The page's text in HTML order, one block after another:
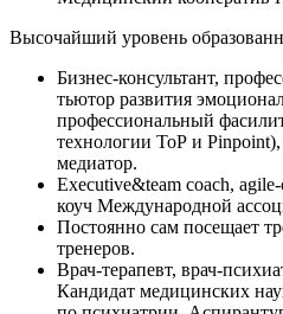
Высочайший уровень
Бизнес-консультант,
тьютор развития
профессиональный
технологии ТоР и
медиатор.
Executive&team coach,
коуч Международной
Постоянно сам посещает
тренеров.
Врач-терапевт, врач-
Кандидат медицинских